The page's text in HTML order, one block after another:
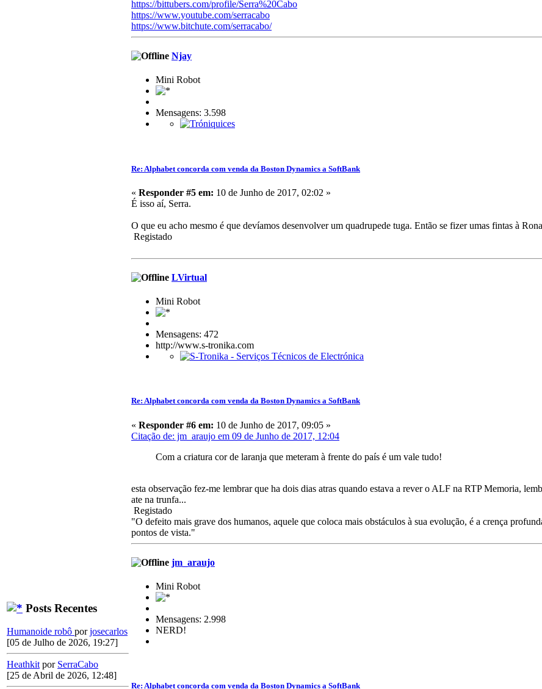
Posts Recentes
Humanoide robô porjosecarlos
[05 de Julho de 2026, 19:27]
Heathkit por SerraCabo
[25 de Abril de 2026, 12:48]
https://bittubers.com/profile/Serra%20Cabo
https://www.youtube.com/serracabo
https://www.bitchute.com/serracabo/
Njay
Mini Robot
Mensagens: 3.598
Re: Alphabet concorda com venda da Boston Dynamics a SoftBank
« Responder #5 em: 10 de Junho de 2017, 02:02 »
É isso aí, Serra.
O que eu acho mesmo é que devíamos desenvolver um quadrupede tuga. Então se fizer umas fintas à
Registado
LVirtual
Mini Robot
Mensagens: 472
http://www.s-tronika.com
Re: Alphabet concorda com venda da Boston Dynamics a SoftBank
« Responder #6 em: 10 de Junho de 2017, 09:05 »
Citação de: jm_araujo em 09 de Junho de 2017, 12:04
Com a criatura cor de laranja que meteram à frente do país é um vale tudo!
esta observação fez-me lembrar que ha dois dias atras quando estava a rever o ALF na RTP Memoria,
ate na trunfa...
Registado
"O defeito mais grave dos humanos, aquele que coloca mais obstáculos à sua evolução, é a crença
pontos de vista."
jm_araujo
Mini Robot
Mensagens: 2.998
NERD!
Re: Alphabet concorda com venda da Boston Dynamics a SoftBank